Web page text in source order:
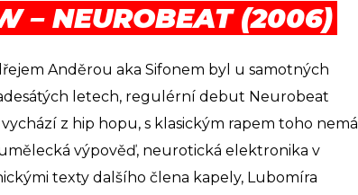
– NEUROBEAT (2006)
Anděrou aka Sifonem byl u samotných
letech, regulérní debut Neurobeat
z hip hopu, s klasickým rapem toho nemá
výpověď, neurotická elektronika v
texty dalšího člena kapely, Lubomíra